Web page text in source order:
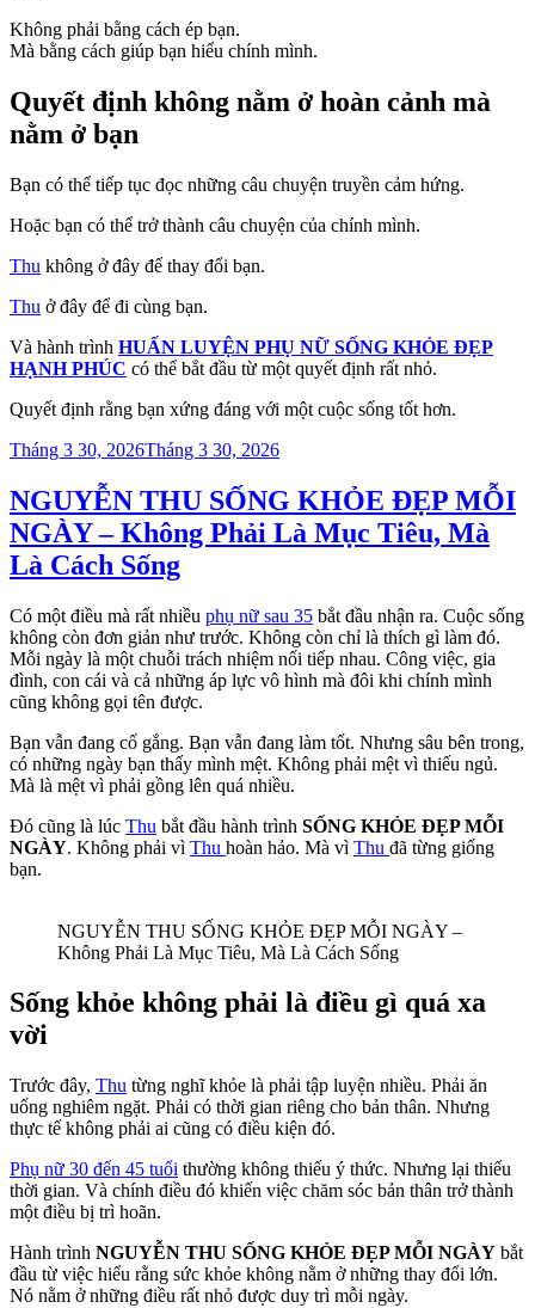
Không phải bằng cách ép bạn.
Mà bằng cách giúp bạn hiểu chính mình.
Quyết định không nằm ở hoàn cảnh mà
nằm ở bạn
Bạn có thể tiếp tục đọc những câu chuyện truyền cảm hứng.
Hoặc bạn có thể trở thành câu chuyện của chính mình.
Thu không ở đây để thay đổi bạn.
Thu ở đây để đi cùng bạn.
Và hành trình HUẤN LUYỆN PHỤ NỮ SỐNG KHỎE ĐẸP
HẠNH PHÚC có thể bắt đầu từ một quyết định rất nhỏ.
Quyết định rằng bạn xứng đáng với một cuộc sống tốt hơn.
Đăng
Tháng 3 30, 2026Tháng 3 30, 2026
NGUYỄN THU SỐNG KHỎE ĐẸP MỖI
NGÀY – Không Phải Là Mục Tiêu, Mà
Là Cách Sống
Có một điều mà rất nhiều phụ nữ sau 35 bắt đầu nhận ra. Cuộc sống
không còn đơn giản như trước. Không còn chỉ là thích gì làm đó.
Mỗi ngày là một chuỗi trách nhiệm nối tiếp nhau. Công việc, gia
đình, con cái và cả những áp lực vô hình mà đôi khi chính mình
cũng không gọi tên được.
Bạn vẫn đang cố gắng. Bạn vẫn đang làm tốt. Nhưng sâu bên trong,
có những ngày bạn thấy mình mệt. Không phải mệt vì thiếu ngủ.
Mà là mệt vì phải gồng lên quá nhiều.
Đó cũng là lúc Thu bắt đầu hành trình SỐNG KHỎE ĐẸP MỖI
NGÀY. Không phải vì Thu hoàn hảo. Mà vì Thu đã từng giống
bạn.
NGUYỄN THU SỐNG KHỎE ĐẸP MỖI NGÀY –
Không Phải Là Mục Tiêu, Mà Là Cách Sống
Sống khỏe không phải là điều gì quá xa
vời
Trước đây, Thu từng nghĩ khỏe là phải tập luyện nhiều. Phải ăn
uống nghiêm ngặt. Phải có thời gian riêng cho bản thân. Nhưng
thực tế không phải ai cũng có điều kiện đó.
Phụ nữ 30 đến 45 tuổi thường không thiếu ý thức. Nhưng lại thiếu
thời gian. Và chính điều đó khiến việc chăm sóc bản thân trở thành
một điều bị trì hoãn.
Hành trình NGUYỄN THU SỐNG KHỎE ĐẸP MỖI NGÀY bắt
đầu từ việc hiểu rằng sức khỏe không nằm ở những thay đổi lớn.
Nó nằm ở những điều rất nhỏ được duy trì mỗi ngày.